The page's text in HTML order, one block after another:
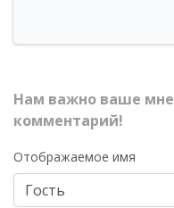
Нам важно ваше
комментарий!
Отображаемое имя